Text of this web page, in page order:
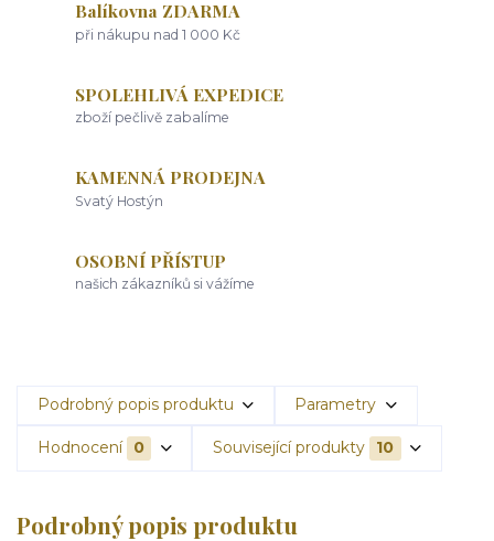
Balíkovna ZDARMA
při nákupu nad 1 000 Kč
SPOLEHLIVÁ EXPEDICE
zboží pečlivě zabalíme
KAMENNÁ PRODEJNA
Svatý Hostýn
OSOBNÍ PŘÍSTUP
našich zákazníků si vážíme
Podrobný popis produktu Parametry
Hodnocení 0 Související produkty 10
Podrobný popis produktu